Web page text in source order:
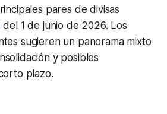
pares de divisas
del 1 de junio de 2026. Los
sugieren un panorama mixto
y posibles
plazo.